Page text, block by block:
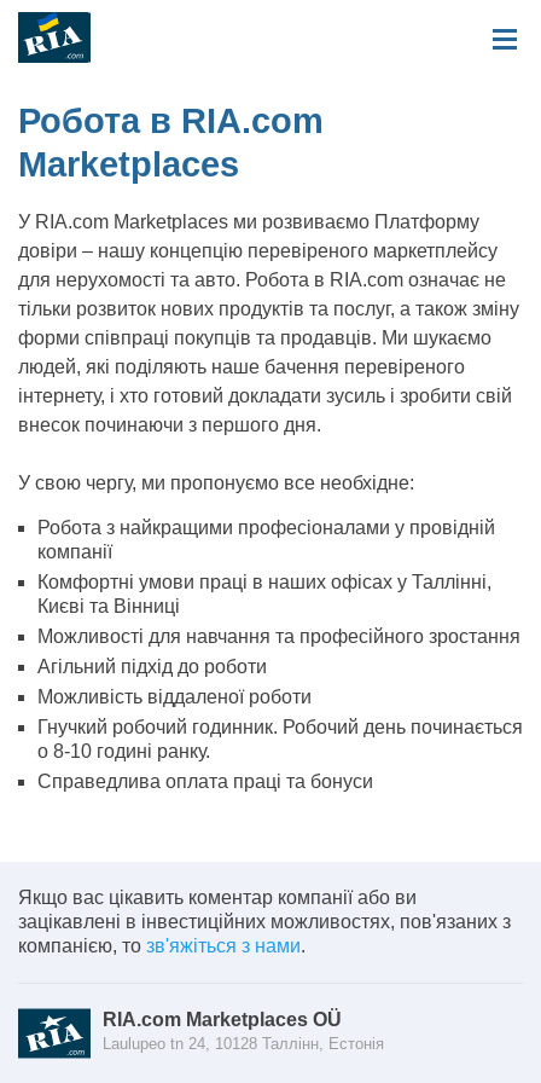
Робота в RIA.com
Marketplaces
У RIA.com Marketplaces ми розвиваємо Платформу
довіри – нашу концепцію перевіреного маркетплейсу
для нерухомості та авто. Робота в RIA.com означає не
тільки розвиток нових продуктів та послуг, а також зміну
форми співпраці покупців та продавців. Ми шукаємо
людей, які поділяють наше бачення перевіреного
інтернету, і хто готовий докладати зусиль і зробити свій
внесок починаючи з першого дня.
У свою чергу, ми пропонуємо все необхідне:
Робота з найкращими професіоналами у провідній
компанії
Комфортні умови праці в наших офісах у Таллінні,
Києві та Вінниці
Можливості для навчання та професійного зростання
Агільний підхід до роботи
Можливість віддаленої роботи
Гнучкий робочий годинник. Робочий день починається
о 8-10 годині ранку.
Справедлива оплата праці та бонуси
Якщо вас цікавить коментар компанії або ви
зацікавлені в інвестиційних можливостях, пов'язаних з
компанією, то зв'яжіться з нами.
RIA.com Marketplaces OÜ
Laulupeo tn 24, 10128 Таллінн, Естонія